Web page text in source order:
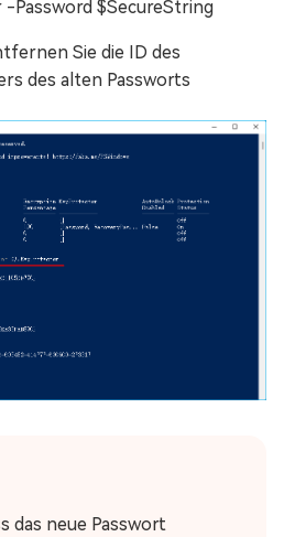
Password $SecureString
Sie die ID des
des alten Passworts
das neue Passwort